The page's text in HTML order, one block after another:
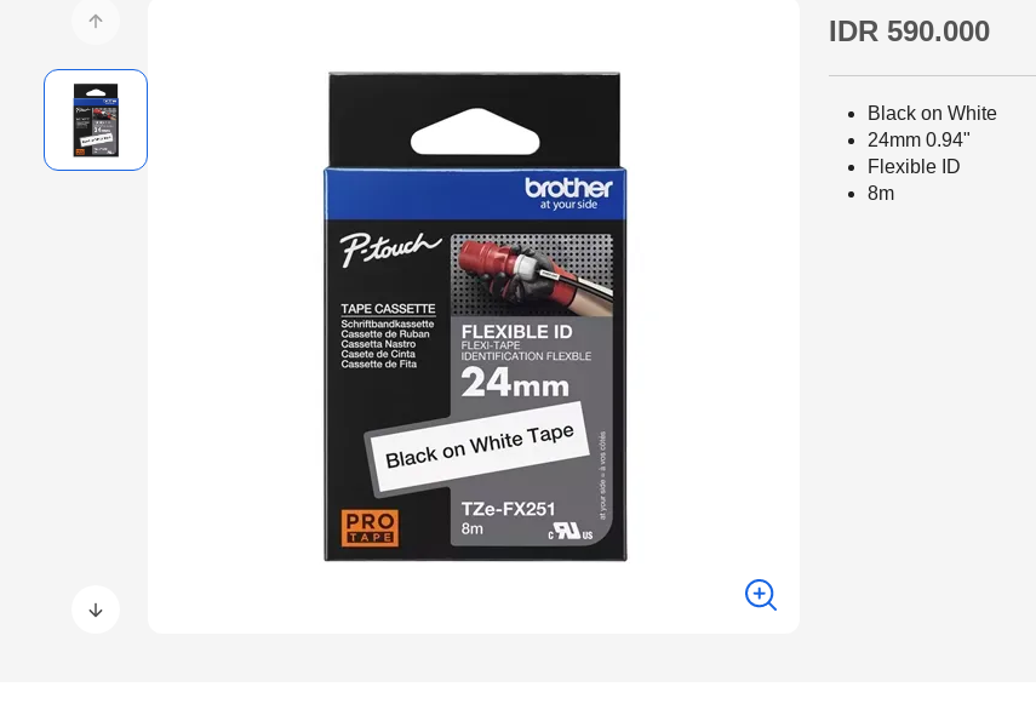
IDR 590.000
Black on White
24mm 0.94"
Flexible ID
8m